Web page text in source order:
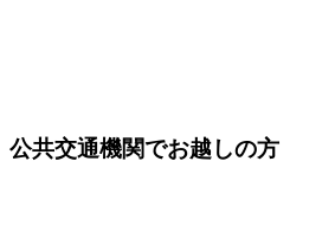
公共交通機関でお越しの方